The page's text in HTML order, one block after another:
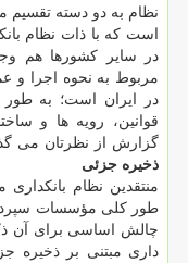
نظام به دو دسته تقسیم
است كه با ذات نظام
در سایر كشورها هم
مربوط به نحوه اجرا و
در ایران است؛ به
قوانین، رویه­ ها و
گزارش از نظرتان می
ذخیره جزئی
منتقدین نظام
طور كلی مؤسسات
چالش اساسی برای آن
داری مبتنی بر ذخیره